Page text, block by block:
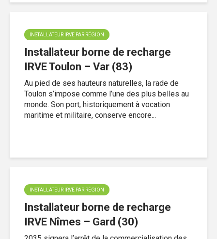
INSTALLATEUR IRVE PAR RÉGION
Installateur borne de recharge
IRVE Toulon – Var (83)
Au pied de ses hauteurs naturelles, la rade de
Toulon s’impose comme l’une des plus belles au
monde. Son port, historiquement à vocation
maritime et militaire, conserve encore...
INSTALLATEUR IRVE PAR RÉGION
Installateur borne de recharge
IRVE Nîmes – Gard (30)